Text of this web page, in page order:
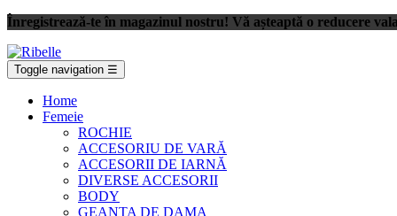
Înregistrează-te în magazinul nostru! Vă așteaptă o reducere
Toggle navigation ☰
Home
Femeie
ROCHIE
ACCESORIU DE VARĂ
ACCESORII DE IARNĂ
DIVERSE ACCESORII
BODY
GEANTA DE DAMA